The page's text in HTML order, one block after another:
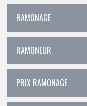
RAMONAGE
RAMONEUR
PRIX RAMONAGE